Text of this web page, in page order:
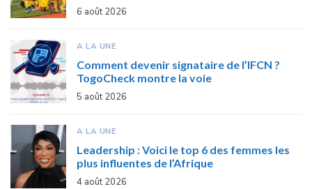
6 août 2026
A LA UNE
Comment devenir signataire de l’IFCN ?
TogoCheck montre la voie
5 août 2026
A LA UNE
Leadership : Voici le top 6 des femmes les
plus influentes de l’Afrique
4 août 2026